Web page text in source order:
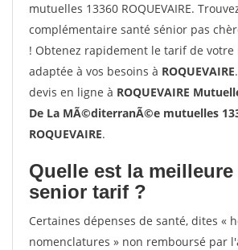
mutuelles 13360 ROQUEVAIRE.
complémentaire santé sénior pas
! Obtenez rapidement le tarif de
adaptée à vos besoins à ROQUEVAIRE
devis en ligne à ROQUEVAIRE
De La MÃ©diterranÃ©e mutuelles
ROQUEVAIRE.
Quelle est la
senior tarif ?
Certaines dépenses de santé, dites «
nomenclatures » non remboursé par